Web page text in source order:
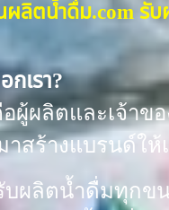
ผลิตน้ำดื่ม.com รั
กเรา?
อผู้ผลิตและเจ้า
าสร้างแบรนด์ให้
บผลิตน้ำดื่มทุกข